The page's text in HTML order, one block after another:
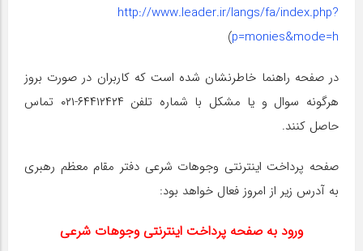
http://www.leader.ir/langs/fa/index.php?
p=monies&mode=h
)
در صفحه راهنما خاطرنشان شده است که کاربران در صورت بروز
هرگونه سوال و یا مشکل با شماره تلفن ۶۴۴۱۲۴۲۴-۰۲۱ تماس
حاصل کنند.
صفحه پرداخت اینترنتی وجوهات شرعی دفتر مقام معظم رهبری
به آدرس زیر از امروز فعال خواهد بود:
ورود به صفحه پرداخت اینترنتی وجوهات شرعی